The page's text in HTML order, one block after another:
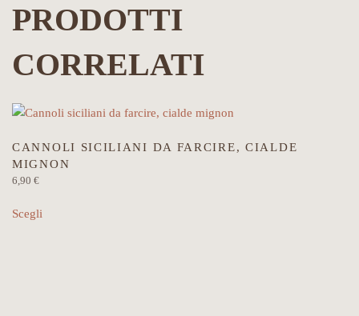
PRODOTTI
CORRELATI
CANNOLI SICILIANI DA FARCIRE, CIALDE
MIGNON
6,90 €
Scegliprodotto